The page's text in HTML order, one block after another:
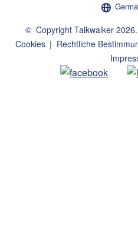
©Copyright Talkwalker 2026.
Cookies
Rechtliche